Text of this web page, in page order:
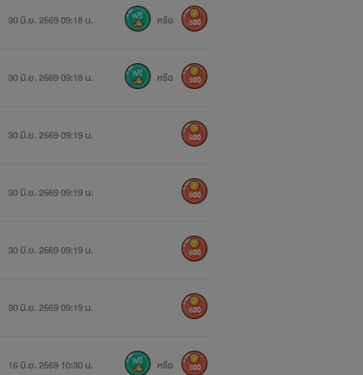
30 มิ.ย. 2569 09:18 น. หรือ 300
30 มิ.ย. 2569 09:18 น. หรือ 300
30 มิ.ย. 2569 09:19 น. 500
30 มิ.ย. 2569 09:19 น. 500
30 มิ.ย. 2569 09:19 น. 500
30 มิ.ย. 2569 09:19 น. 500
16 มิ.ย. 2569 10:30 น. หรือ 300